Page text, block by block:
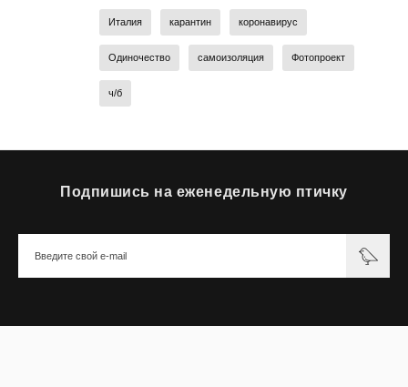
Италия карантин коронавирус
Одиночество самоизоляция Фотопроект
ч/б
Подпишись на еженедельную птичку